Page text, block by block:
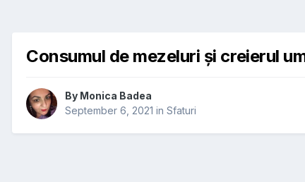
Consumul de mezeluri și creierul
By Monica Badea
September 6, 2021 in Sfaturi